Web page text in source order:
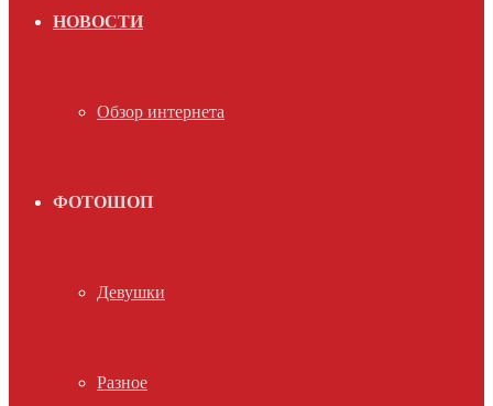
НОВОСТИ
Обзор интернета
ФОТОШОП
Девушки
Разное